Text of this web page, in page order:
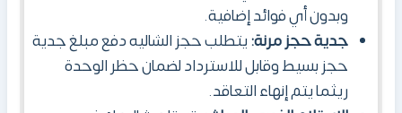
وبدون أي فوائد إضافية.
جدية حجز مرنة:يتطلب حجز الشاليه دفع مبلغ جدية
حجز بسيط وقابل للاسترداد لضمان حظر الوحدة
ريثما يتم إنهاء التعاقد.